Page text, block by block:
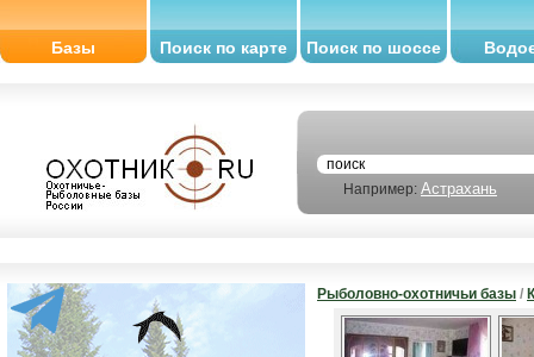
Базы Поиск по карте Поиск по шоссе
Например: Астрахань
Рыболовно-охотничьи базы /